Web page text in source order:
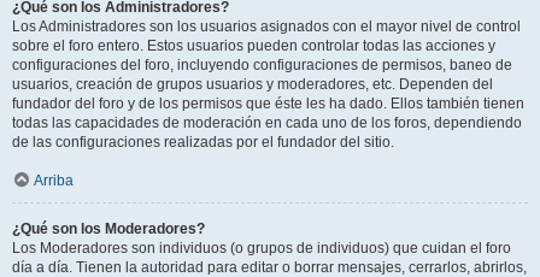
¿Qué son los Administradores?
Los Administradores son los usuarios asignados con el mayor nivel de control
sobre el foro entero. Estos usuarios pueden controlar todas las acciones y
configuraciones del foro, incluyendo configuraciones de permisos, baneo de
usuarios, creación de grupos usuarios y moderadores, etc. Dependen del
fundador del foro y de los permisos que éste les ha dado. Ellos también tienen
todas las capacidades de moderación en cada uno de los foros, dependiendo
de las configuraciones realizadas por el fundador del sitio.
Arriba
¿Qué son los Moderadores?
Los Moderadores son individuos (o grupos de individuos) que cuidan el foro
día a día. Tienen la autoridad para editar o borrar mensajes, cerrarlos, abrirlos,